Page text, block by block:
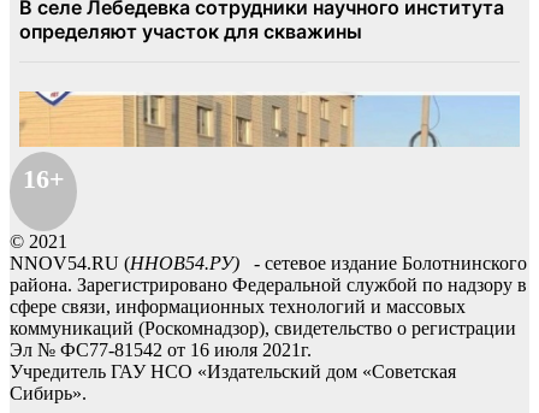
16+
© 2021
NNOV54.RU (ННОВ54.РУ) - сетевое издание Болотнинского
района. Зарегистрировано Федеральной службой по надзору в
сфере связи, информационных технологий и массовых
коммуникаций (Роскомнадзор), свидетельство о регистрации
Эл № ФС77-81542 от 16 июля 2021г.
Учредитель ГАУ НСО «Издательский дом «Советская
Сибирь».